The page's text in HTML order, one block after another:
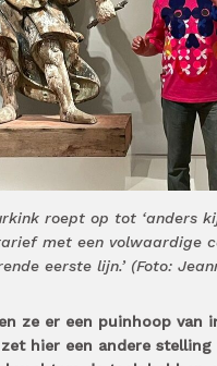
roept op tot ‘anders
met een volwaardige
eerste lijn.’ (Foto:
ze er een puinhoop van
hier een andere